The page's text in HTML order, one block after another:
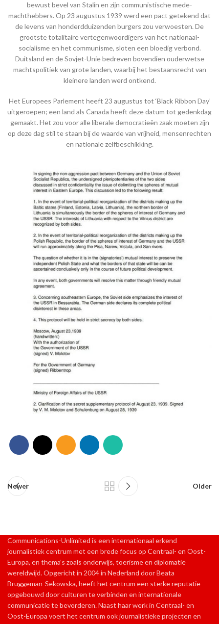
bewust bevel van Stalin en zijn communistische mede-
machthebbers. Op 23 augustus 1939 werd een pact getekend dat
de levens van honderdduizenden burgers zou verwoesten. De
grootste totalitaire vertegenwoordigers van het nationaal-
socialisme en het communisme, sloten een bloedig verbond.
Duitsland en de Sovjet-Unie bedreven bovendien ouderwetse
machtspolitiek van grote landen, waarbij het bestaansrecht van
kleinere landen werd ontkend.
Het Europees Parlement heeft 23 augustus tot ‘Black Ribbon Day’
uitgeroepen; een land als Canada heeft deze datum tot gedenkdag
gemaakt. Het zou voor alle liberale democratieën zaak moeten zijn
op deze dag stil te staan bij de waarde van vrijheid, mensenrechten
en nationale zelfbeschikking.
Newer Older
Communications-Unlimited is een internationaal erkend
journalistiek centrum met een brede focus op Centraal- en Oost-
Europa, en thema’s zoals onderwijs, toerisme en diplomatie
wereldwijd. Opgericht in 2004 in Nederland door Beata
Bruggeman-Sekowska, heeft het centrum een sterke reputatie
opgebouwd door culturen te verbinden en internationale
communicatie te bevorderen. Naast haar werk in Centraal- en
Oost-Europa voert het centrum ook journalistieke projecten en